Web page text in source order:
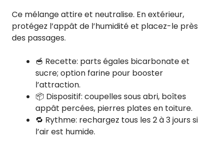
Ce mélange attire et neutralise. En extérieur,
protégez l’appât de l’humidité et placez-le près
des passages.
🥣 Recette: parts égales bicarbonate et
sucre; option farine pour booster
l’attraction.
📦 Dispositif: coupelles sous abri, boîtes
appât percées, pierres plates en toiture.
🔁 Rythme: rechargez tous les 2 à 3 jours si
l’air est humide.